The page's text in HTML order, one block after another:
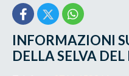
INFORMAZIONI
DELLA SELVA